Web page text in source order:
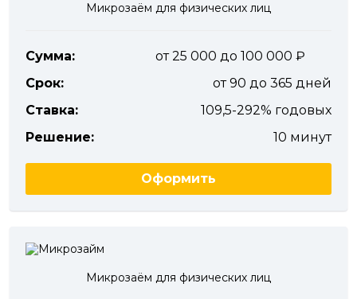
Микрозаём для физических лиц
Сумма:
от 25 000 до 100 000
Срок:
от 90 до 365 дней
Ставка:
109,5-292% годовых
Решение:
10 минут
Оформить
Микрозаём для физических лиц